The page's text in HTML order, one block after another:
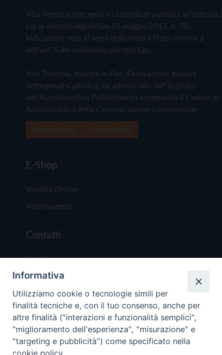
Vita Trentina percepisce i contributi pubblici all'editoria
cui al decreto legislativo 15 maggio 2017, n. 70.
Indicazione resa ai sensi della lettera f) del comma 2
dell'art. 5 del medesimo decreto Lgs.
Vita Trentina, tramite la Fisc (Federazione Italiana
Settimanali Cattolici), ha aderito allo IAP (Istituto
dell'Autodisciplina Pubblicitaria) accettando il Codice di
Autodisciplina della Comunicazione Commerciale
E-Shop
Vendita Online
Abbonamenti
Contatti
Chi Siamo
Redazione
Scrivici
Informativa
Utilizziamo cookie o tecnologie simili per
finalità tecniche e, con il tuo consenso, anche per
altre finalità ("interazioni e funzionalità semplici",
"miglioramento dell'esperienza", "misurazione" e
"targeting e pubblicità") come specificato nella